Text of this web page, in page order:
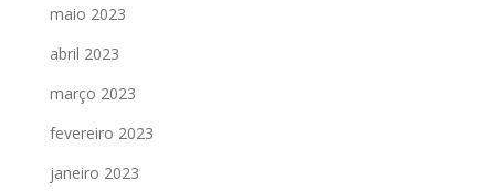
maio 2023
abril 2023
março 2023
fevereiro 2023
janeiro 2023